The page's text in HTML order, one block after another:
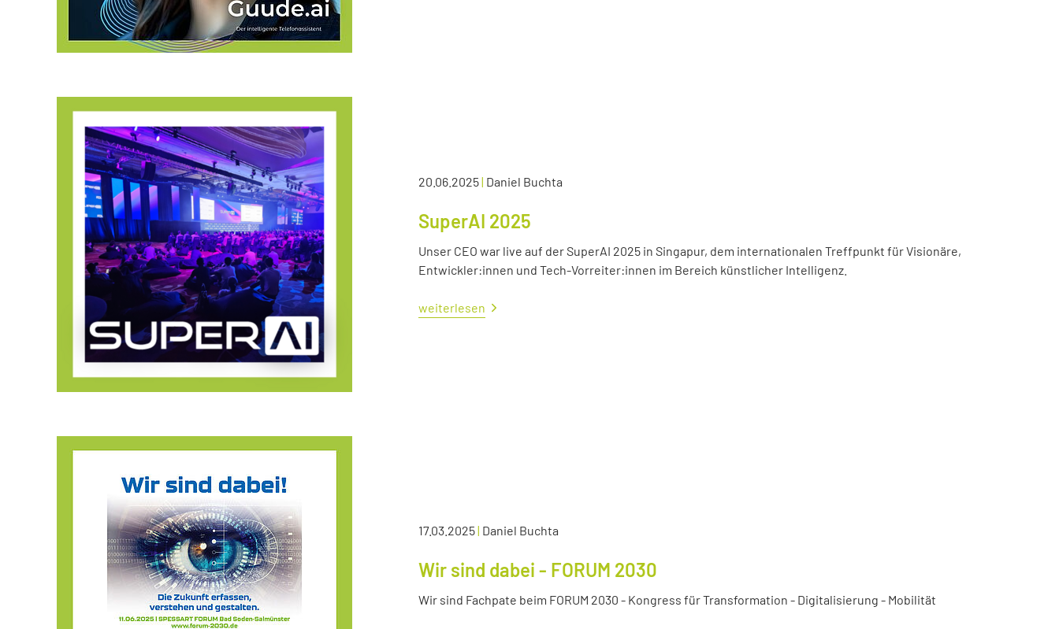
20.06.2025| Daniel Buchta
SuperAI 2025
Unser CEO war live auf der SuperAI 2025 in Singapur, dem internationalen Treffpunkt für Visionäre,
Entwickler:innen und Tech-Vorreiter:innen im Bereich künstlicher Intelligenz.
weiterlesen
17.03.2025| Daniel Buchta
Wir sind dabei - FORUM 2030
Wir sind Fachpate beim FORUM 2030 - Kongress für Transformation - Digitalisierung - Mobilität